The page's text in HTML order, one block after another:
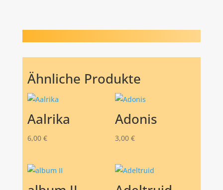
Ähnliche Produkte
Aalrika
6,00 €
Adonis
3,00 €